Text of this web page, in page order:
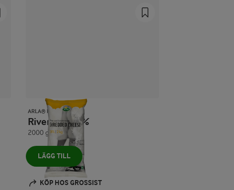
ARLA® PRO
Riven ost 28%
2000 g
LÄGG TILL
KÖP HOS GROSSIST